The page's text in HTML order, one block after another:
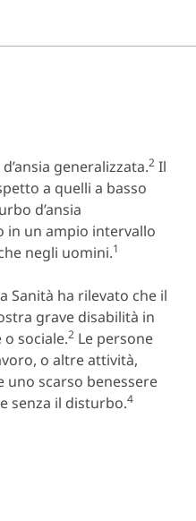
generalizzata.2 Il
a quelli a basso
d’ansia
in un ampio intervallo
negli uomini.1
Sanità ha rilevato che il
grave disabilità in
sociale.2 Le persone
o altre attività,
scarso benessere
senza il disturbo.4